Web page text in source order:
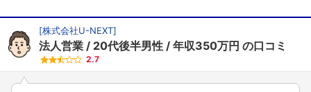
[株式会社U-NEXT]
法人営業 20代後半男性 年収350万円 の口コミ
2.7